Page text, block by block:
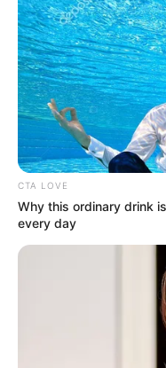
ΣΠΑΜΕ ΤΟ ΜΑΤΡΙΞ
CTA LOVE
Why this ordinary drink
every day